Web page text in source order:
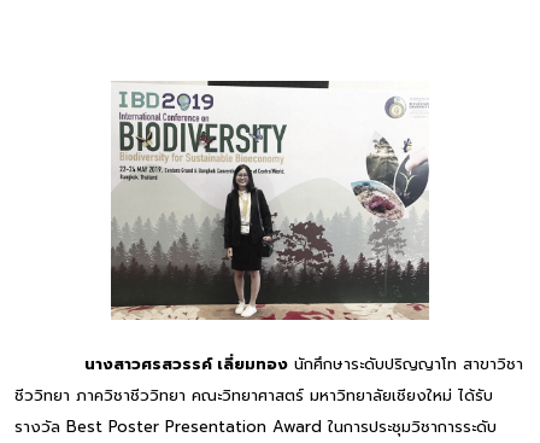
นางสาวศรสวรรค์ เลี่ยมทอง นักศึกษาระดับปริญญาโท สาขาวิชา
ชีววิทยา ภาควิชาชีววิทยา คณะวิทยาศาสตร์ มหาวิทยาลัยเชียงใหม่ ได้รับ
รางวัล Best Poster Presentation Award ในการประชุมวิชาการระดับ